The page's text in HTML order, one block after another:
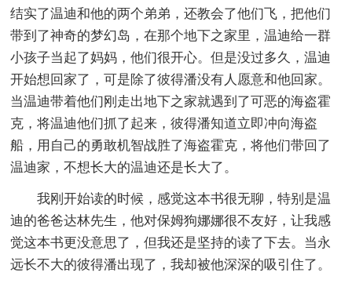
结实了温迪和他的两个弟弟，还教会了他们飞，把他们
带到了神奇的梦幻岛，在那个地下之家里，温迪给一群
小孩子当起了妈妈，他们很开心。但是没过多久，温迪
开始想回家了，可是除了彼得潘没有人愿意和他回家。
当温迪带着他们刚走出地下之家就遇到了可恶的海盗霍
克，将温迪他们抓了起来，彼得潘知道立即冲向海盗
船，用自己的勇敢机智战胜了海盗霍克，将他们带回了
温迪家，不想长大的温迪还是长大了。
我刚开始读的时候，感觉这本书很无聊，特别是温
迪的爸爸达林先生，他对保姆狗娜娜很不友好，让我感
觉这本书更没意思了，但我还是坚持的读了下去。当永
远长不大的彼得潘出现了，我却被他深深的吸引住了。